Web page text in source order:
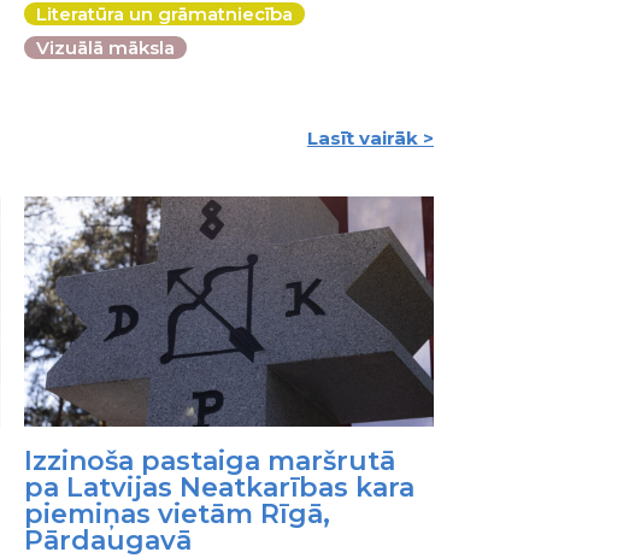
Literatūra un grāmatniecība
Vizuālā māksla
Lasīt vairāk >
Izzinoša pastaiga maršrutā
pa Latvijas Neatkarības kara
piemiņas vietām Rīgā,
Pārdaugavā